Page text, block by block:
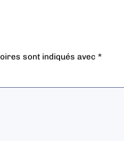
sont indiqués avec *